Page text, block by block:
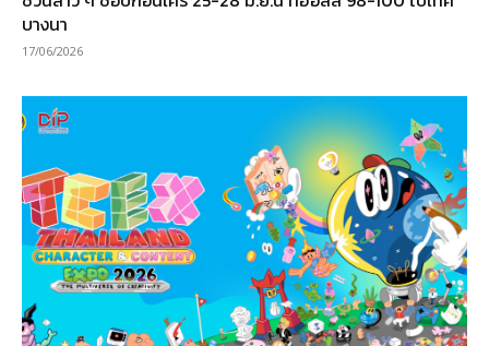
บางนา
17/06/2026